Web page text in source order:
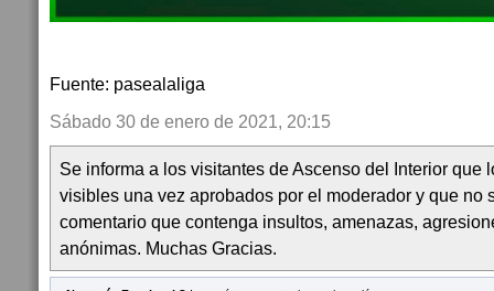
Fuente: pasealaliga
Sábado 30 de enero de 2021, 20:15
Se informa a los visitantes de Ascenso del Interior que
visibles una vez aprobados por el moderador y que no
comentario que contenga insultos, amenazas,
anónimas. Muchas Gracias.